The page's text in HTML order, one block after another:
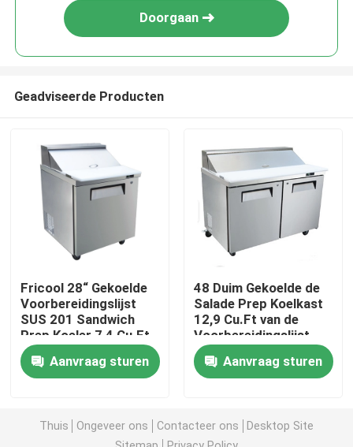
Thuis
Doorgaan
Geadviseerde Producten
Fricool 28“ Gekoelde
Voorbereidingslijst
SUS 201 Sandwich
Prep Koeler 7,4 Cu.Ft
Aanvraag sturen
48 Duim Gekoelde de
Salade Prep Koelkast
12,9 Cu.Ft van de
Voorbereidingslijst
R290
Aanvraag sturen
Thuis Ongeveer ons Contacteer ons
Desktop Site